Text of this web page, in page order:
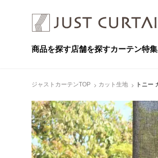
商品を探す店舗を探すカーテン特集
ジャストカーテンTOP カット生地 トニー